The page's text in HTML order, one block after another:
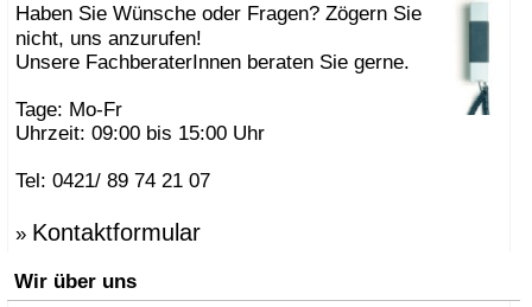
Haben Sie Wünsche oder Fragen? Zögern Sie
nicht, uns anzurufen!
Unsere FachberaterInnen beraten Sie gerne.
Tage: Mo-Fr
Uhrzeit: 09:00 bis 15:00 Uhr
Tel: 0421/ 89 74 21 07
» Kontaktformular
Wir über uns